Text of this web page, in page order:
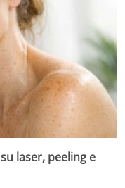
laser, peeling e